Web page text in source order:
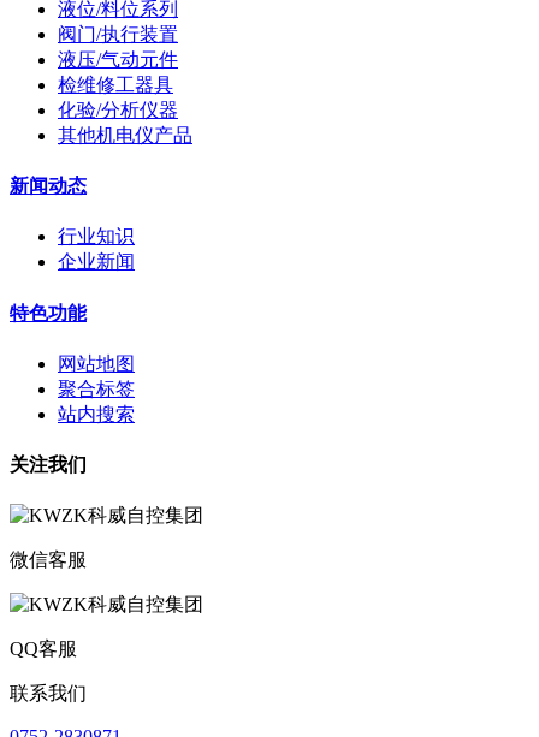
液位/料位系列
阀门/执行装置
液压/气动元件
检维修工器具
化验/分析仪器
其他机电仪产品
新闻动态
行业知识
企业新闻
特色功能
网站地图
聚合标签
站内搜索
关注我们
微信客服
QQ客服
联系我们